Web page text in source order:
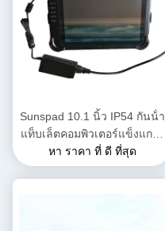
Sunspad 10.1 นิ้ว IP54 กันน้ํา
แท็บเล็ตคอมพิวเตอร์แข็งแกร่ง
ด้วย Intel I5 7200U 8GB
RAM และ 128GB SSD สําห
หา ราคา ที่ ดี ที่สุด